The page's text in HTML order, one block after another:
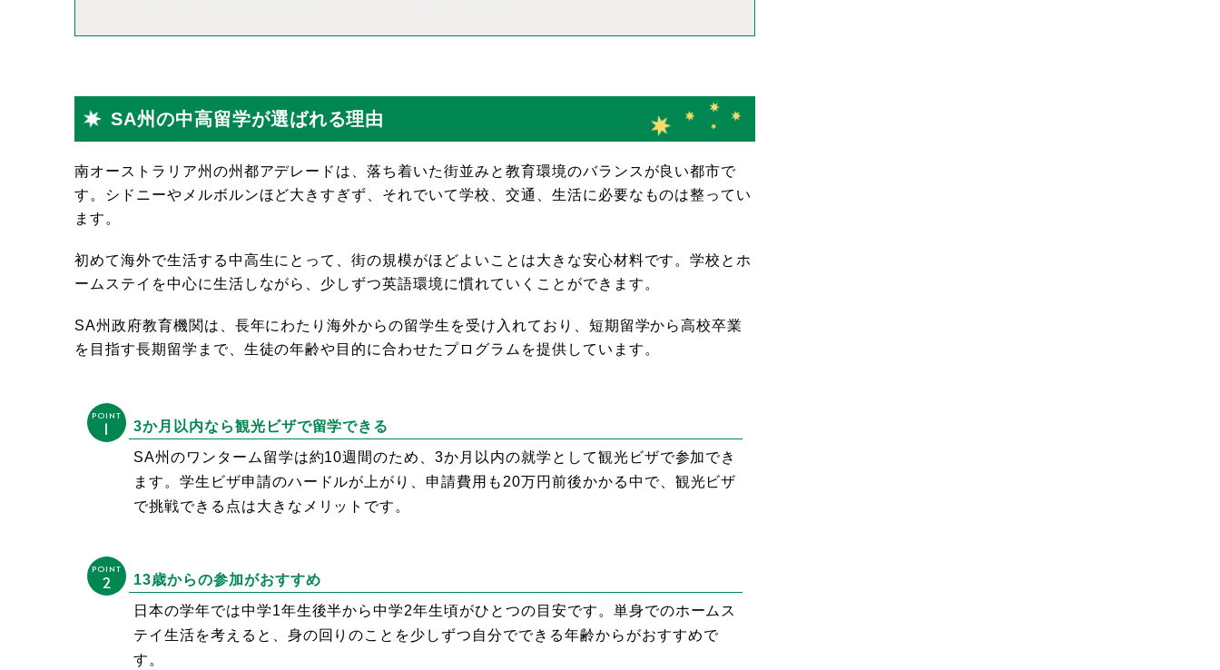
SA州の中高留学が選ばれる理由
南オーストラリア州の州都アデレードは、落ち着いた街並みと教育環境のバランスが良い都市で
す。シドニーやメルボルンほど大きすぎず、それでいて学校、交通、生活に必要なものは整ってい
ます。
初めて海外で生活する中高生にとって、街の規模がほどよいことは大きな安心材料です。学校とホ
ームステイを中心に生活しながら、少しずつ英語環境に慣れていくことができます。
SA州政府教育機関は、長年にわたり海外からの留学生を受け入れており、短期留学から高校卒業
を目指す長期留学まで、生徒の年齢や目的に合わせたプログラムを提供しています。
POINT
1
3か月以内なら観光ビザで留学できる
SA州のワンターム留学は約10週間のため、3か月以内の就学として観光ビザで参加でき
ます。学生ビザ申請のハードルが上がり、申請費用も20万円前後かかる中で、観光ビザ
で挑戦できる点は大きなメリットです。
POINT
2
13歳からの参加がおすすめ
日本の学年では中学1年生後半から中学2年生頃がひとつの目安です。単身でのホームス
テイ生活を考えると、身の回りのことを少しずつ自分でできる年齢からがおすすめで
す。